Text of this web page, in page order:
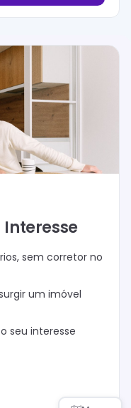
sem corretor no
um imóvel
seu interesse